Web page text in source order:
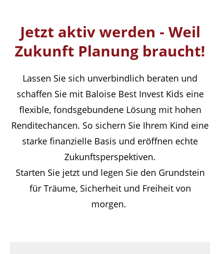
Jetzt aktiv werden - Weil
Zukunft Planung braucht!
Lassen Sie sich unverbindlich beraten und
schaffen Sie mit Baloise Best Invest Kids eine
flexible, fondsgebundene Lösung mit hohen
Renditechancen. So sichern Sie Ihrem Kind eine
starke finanzielle Basis und eröffnen echte
Zukunftsperspektiven.
Starten Sie jetzt und legen Sie den Grundstein
für Träume, Sicherheit und Freiheit von
morgen.